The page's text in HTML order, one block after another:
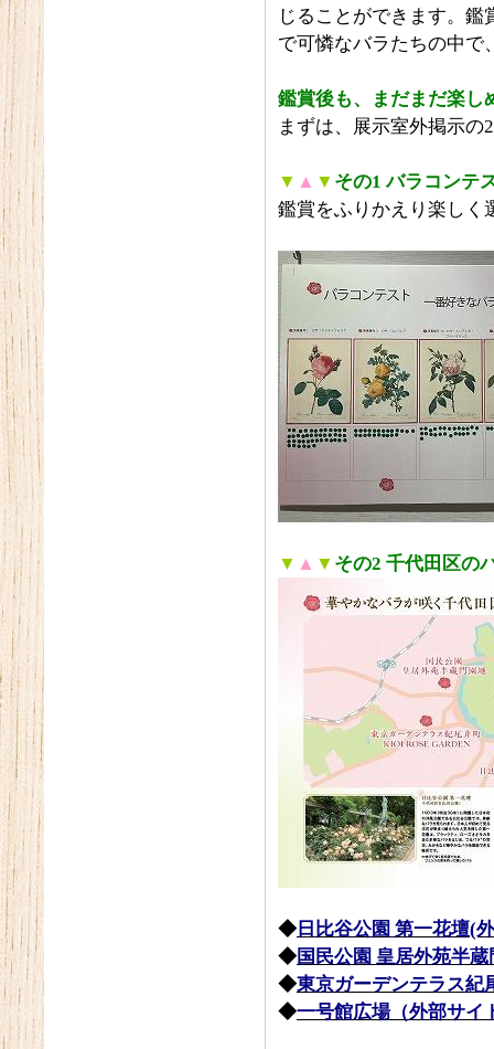
じることができます。
で可憐なバラたちの中で
鑑賞後も、まだまだ楽し
まずは、展示室外掲示の
▼ ▲ ▼ その1 バラコンテ
鑑賞をふりかえり楽しく
▼ ▲ ▼ その2 千代田区の
◆ 日比谷公園 第一花壇(
◆国民公園 皇居外苑半
◆東京ガーデンテラス紀
◆一号館広場（外部サイ